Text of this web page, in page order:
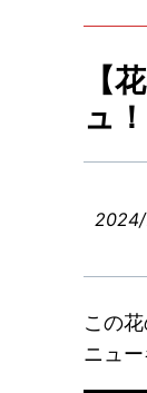
【
ュ！
この
ニュ